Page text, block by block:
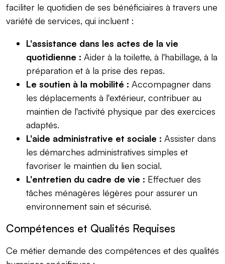
faciliter le quotidien de ses bénéficiaires à travers une
variété de services, qui incluent :
L'assistance dans les actes de la vie
quotidienne : Aider à la toilette, à l'habillage, à la
préparation et à la prise des repas.
Le soutien à la mobilité : Accompagner dans
les déplacements à l'extérieur, contribuer au
maintien de l'activité physique par des exercices
adaptés.
L'aide administrative et sociale : Assister dans
les démarches administratives simples et
favoriser le maintien du lien social.
L'entretien du cadre de vie : Effectuer des
tâches ménagères légères pour assurer un
environnement sain et sécurisé.
Compétences et Qualités Requises
Ce métier demande des compétences et des qualités